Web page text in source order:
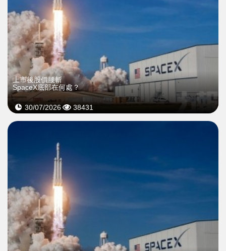
上市後股價腰斬
SpaceX底部在何處？
30/07/2026 38431